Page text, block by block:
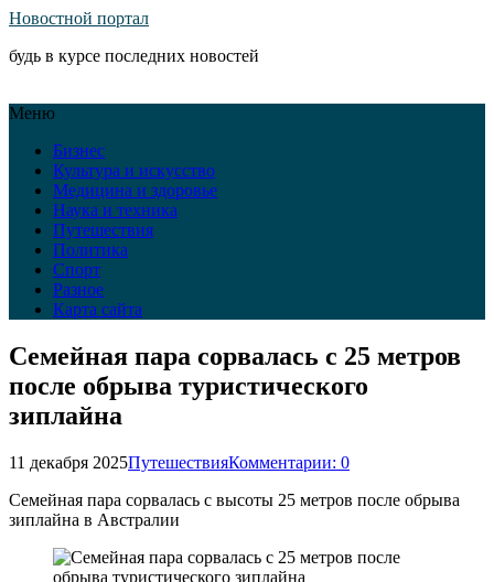
Новостной портал
будь в курсе последних новостей
Меню
Бизнес
Культура и искусство
Медицина и здоровье
Наука и техника
Путешествия
Политика
Спорт
Разное
Карта сайта
Семейная пара сорвалась с 25 метров
после обрыва туристического
зиплайна
11 декабря 2025ПутешествияКомментарии: 0
Семейная пара сорвалась с высоты 25 метров после обрыва
зиплайна в Австралии